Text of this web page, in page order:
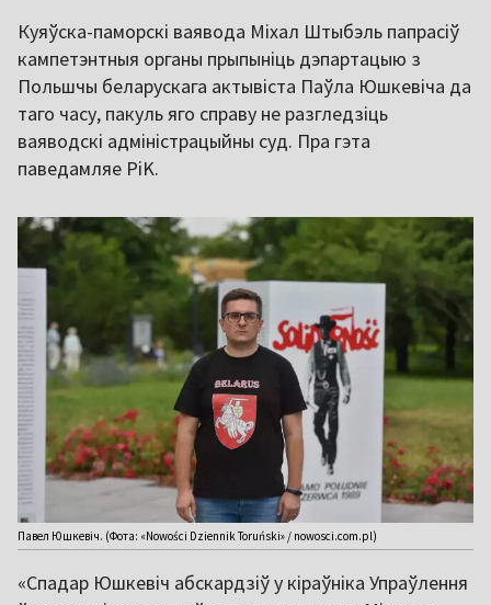
Куяўска-паморскі ваявода Міхал Штыбэль папрасіў
кампетэнтныя органы прыпыніць дэпартацыю з
Польшчы беларускага актывіста Паўла Юшкевіча да
таго часу, пакуль яго справу не разгледзіць
ваяводскі адміністрацыйны суд. Пра гэта
паведамляе PiK.
Павел Юшкевіч. (Фота: «Nowości Dziennik Toruński» / nowosci.com.pl)
«Спадар Юшкевіч абскардзіў у кіраўніка Упраўлення